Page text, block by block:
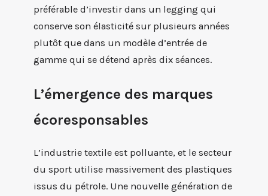
préférable d’investir dans un legging qui
conserve son élasticité sur plusieurs années
plutôt que dans un modèle d’entrée de
gamme qui se détend après dix séances.
L’émergence des marques
écoresponsables
L’industrie textile est polluante, et le secteur
du sport utilise massivement des plastiques
issus du pétrole. Une nouvelle génération de